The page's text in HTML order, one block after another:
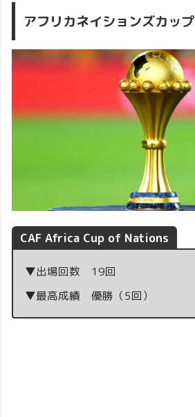
アフリカネイションズカップ
CAF Africa Cup of Nations
▼出場回数 19回
▼最高成績 優勝（5回）